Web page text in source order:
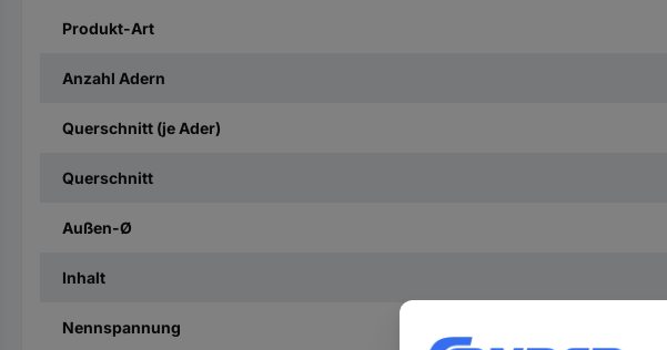
Produkt-Art
Anzahl Adern
Querschnitt (je Ader)
Querschnitt
Außen-Ø
Inhalt
Nennspannung